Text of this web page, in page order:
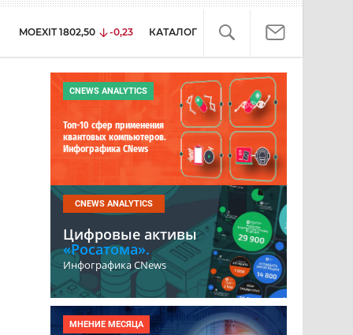
MOEXIT 1802,50 -0,23 КАТАЛОГ
CNEWS ANALYTICS
Топ-10 сфер применения
квантовых компьютеров.
Инфографика CNews
CNEWS ANALYTICS
Цифровые активы
«Росатома».
Инфографика CNews
МНЕНИЕ МЕСЯЦА